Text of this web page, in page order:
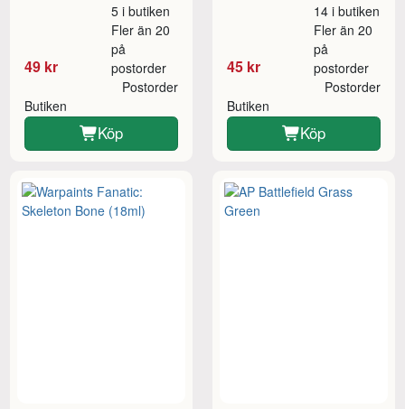
49 kr
5 i butiken
Fler än 20
på
postorder
Butiken
Postorder
Köp
45 kr
14 i butiken
Fler än 20
på
postorder
Butiken
Postorder
Köp